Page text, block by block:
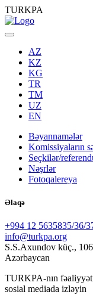
TURKPA
AZ
KZ
KG
TR
TM
UZ
EN
Bəyannamələr
Komissiyaların
Seçkilər/
Nəşrlər
Fotoqalereya
Əlaqə
+994 12 5635835/36/
info@turkpa.org
S.S.Axundov küç.,
Azərbaycan
TURKPA-nın
sosial mediada izləyin